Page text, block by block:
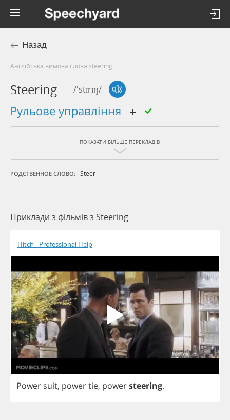
Назад
Англійська вимова слова steering
Steering /'stɪrɪŋ/
рульове управління
ПОКАЗАТИ БІЛЬШЕ ПЕРЕКЛАДІВ
РОДСТВЕННОЕ СЛОВО: Steer
Приклади з фільмів з Steering
Hitch - Professional Help
Power suit, powertie, powersteering.